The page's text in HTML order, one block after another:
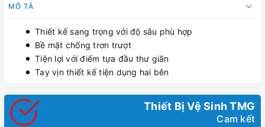
MÔ TẢ
Thiết kế sang trọng với độ sâu phù hợp
Bề mặt chống trơn trượt
Tiện lợi với điểm tựa đầu thư giãn
Tay vịn thiết kế tiện dụng hai bên
Thiết Bị Vệ Sinh TMG
Cam kết